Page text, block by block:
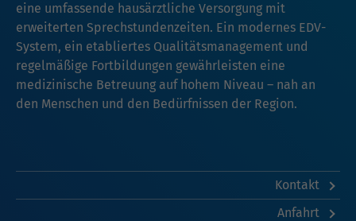
eine umfassende hausärztliche Versorgung mit
erweiterten Sprechstundenzeiten. Ein modernes EDV-
System, ein etabliertes Qualitätsmanagement und
regelmäßige Fortbildungen gewährleisten eine
medizinische Betreuung auf hohem Niveau – nah an
den Menschen und den Bedürfnissen der Region.
Kontakt
Anfahrt